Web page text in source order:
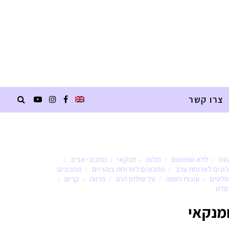
צרו קשר
/ ללא שומשום / מלוח / מנקאי / מתכוני אביב /
לארוחת ערב / מתכונים לארוחת צוהריים /
מתכונים
סלטים
/ עונות השנה / על שולחן החג / פרווה / קרים /